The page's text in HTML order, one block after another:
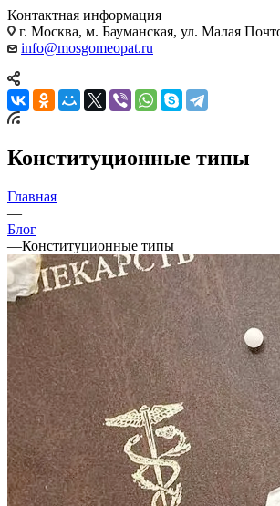
Контактная информация
г. Москва, м. Бауманская, ул. Малая
info@mosgomeopat.ru
Конституционные типы
Главная
—
Блог
—Конституционные типы